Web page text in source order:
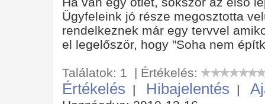
Ügyfeleink jó része megosztotta
rendelkeznek már egy tervvel
el legelőször, hogy "Soha nem
Találatok: 1 | Értékelés:
Értékelés | Hibajelentés |